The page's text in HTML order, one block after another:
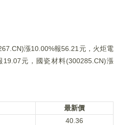
漲10.00%報56.21元，火炬電
元，國瓷材料(300285.CN)漲
最新價
40.36